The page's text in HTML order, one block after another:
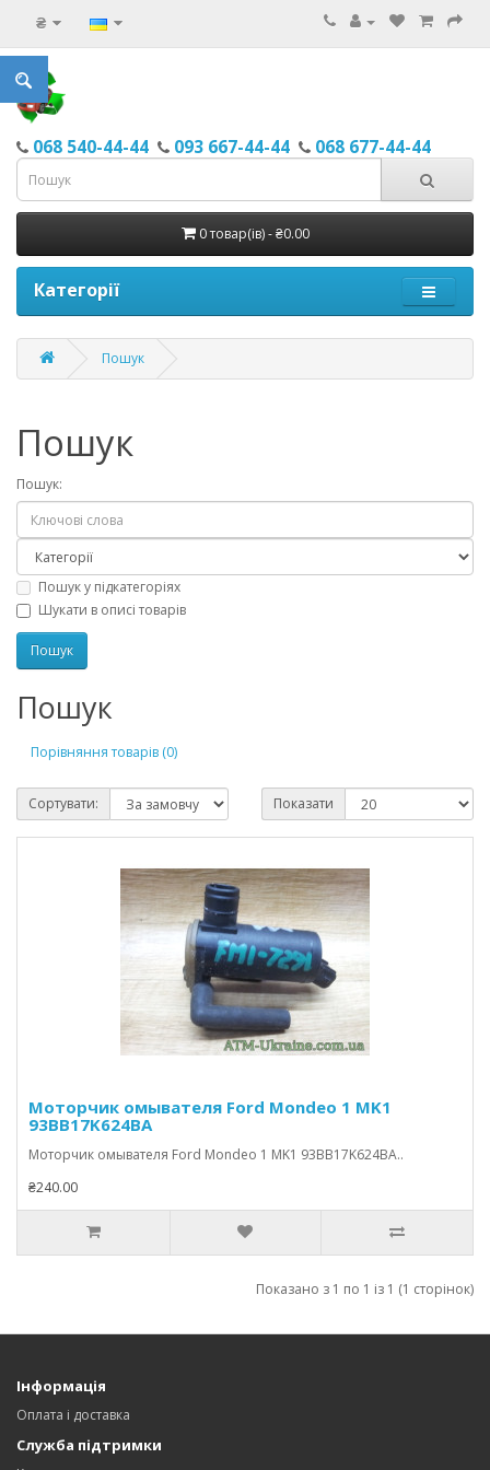
₴
068 540-44-44 093 667-44-44 068 677-44-44
0 товар(ів) - ₴0.00
Категорії
Пошук
Пошук
Пошук:
Пошук у підкатегоріях
Шукати в описі товарів
Пошук
Порівняння товарів (0)
Сортувати: Показати
Моторчик омывателя Ford Mondeo 1 MK1
93BB17K624BA
Моторчик омывателя Ford Mondeo 1 MK1 93BB17K624BA..
₴240.00
Показано з 1 по 1 із 1 (1 сторінок)
Інформація
Оплата і доставка
Служба підтримки